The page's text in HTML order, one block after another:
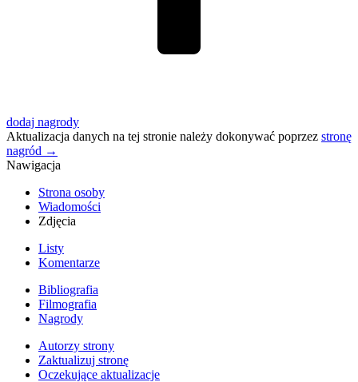
dodaj nagrody
Aktualizacja danych na tej stronie należy dokonywać poprzez stronę
nagród →
Nawigacja
Strona osoby
Wiadomości
Zdjęcia
Listy
Komentarze
Bibliografia
Filmografia
Nagrody
Autorzy strony
Zaktualizuj stronę
Oczekujące aktualizacje